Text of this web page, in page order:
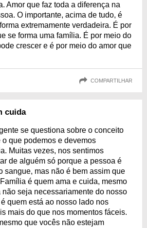
Amor que faz toda a diferença na
O importante, acima de tudo, é
extremamente verdadeira. É por
se forma uma família. É por meio do
crescer e é por meio do amor que
COMPARTILHAR
cuida
se questiona sobre o conceito
que podemos e devemos
Muitas vezes, nos sentimos
de alguém só porque a pessoa é
sangue, mas não é bem assim que
é quem ama e cuida, mesmo
não seja necessariamente do nosso
quem está ao nosso lado nos
mais do que nos momentos fáceis.
que vocês não estejam